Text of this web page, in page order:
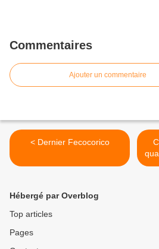
Commentaires
Ajouter un commentaire
< Dernier Fecocorico
Hébergé par Overblog
Top articles
Pages